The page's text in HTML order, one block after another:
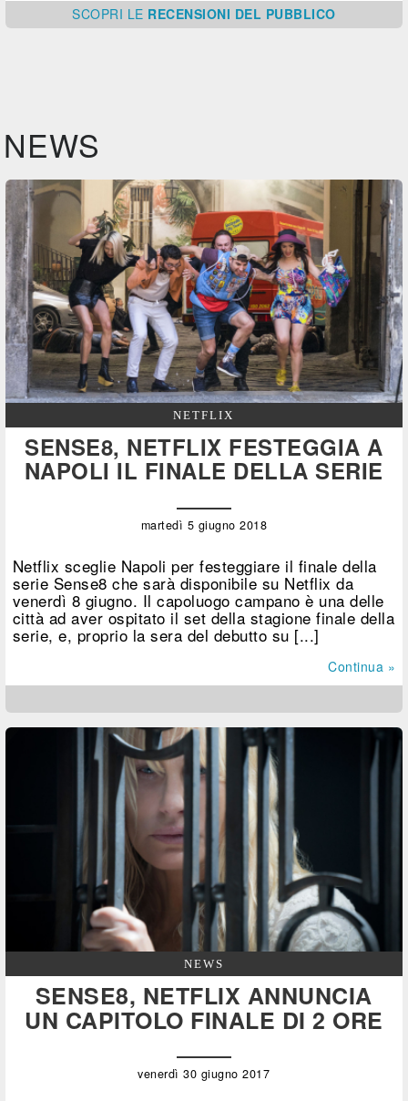
SCOPRI LE RECENSIONI DEL PUBBLICO
NEWS
NETFLIX
SENSE8, NETFLIX FESTEGGIA A
NAPOLI IL FINALE DELLA SERIE
martedì 5 giugno 2018
Netflix sceglie Napoli per festeggiare il finale della
serie Sense8 che sarà disponibile su Netflix da
venerdì 8 giugno. Il capoluogo campano è una delle
città ad aver ospitato il set della stagione finale della
serie, e, proprio la sera del debutto su [...]
Continua »
NEWS
SENSE8, NETFLIX ANNUNCIA
UN CAPITOLO FINALE DI 2 ORE
venerdì 30 giugno 2017